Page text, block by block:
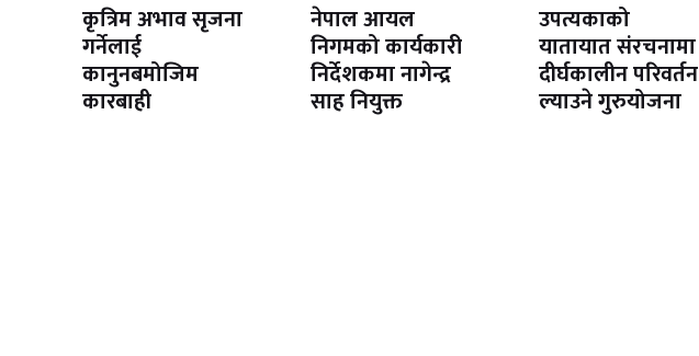
कृत्रिम अभाव सृजना
गर्नेलाई
कानुनबमोजिम
कारबाही
नेपाल आयल
निगमको कार्यकारी
निर्देशकमा नागेन्द्र
साह नियुक्त
उपत्यकाको
यातायात संरचनामा
दीर्घकालीन परिवर्तन
ल्याउने गुरुयोजना